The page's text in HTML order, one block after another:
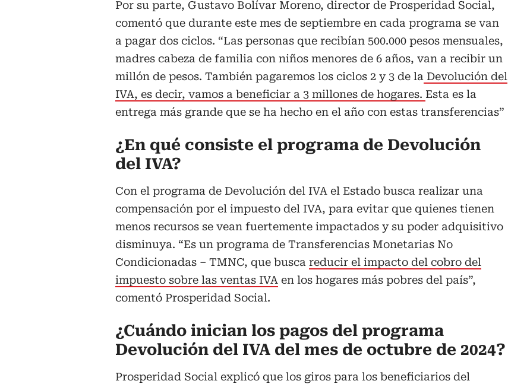
Por su parte, Gustavo Bolívar Moreno, director de Prosperidad Social,
comentó que durante este mes de septiembre en cada programa se van
a pagar dos ciclos. “Las personas que recibían 500.000 pesos mensuales,
madres cabeza de familia con niños menores de 6 años, van a recibir un
millón de pesos. También pagaremos los ciclos 2 y 3 de la Devolución del
IVA, es decir, vamos a beneficiar a 3 millones de hogares. Esta es la
entrega más grande que se ha hecho en el año con estas transferencias”
¿En qué consiste el programa de Devolución
del IVA?
Con el programa de Devolución del IVA el Estado busca realizar una
compensación por el impuesto del IVA, para evitar que quienes tienen
menos recursos se vean fuertemente impactados y su poder adquisitivo
disminuya. “Es un programa de Transferencias Monetarias No
Condicionadas – TMNC, que busca reducir el impacto del cobro del
impuesto sobre las ventas IVA en los hogares más pobres del país”,
comentó Prosperidad Social.
¿Cuándo inician los pagos del programa
Devolución del IVA del mes de octubre de 2024?
Prosperidad Social explicó que los giros para los beneficiarios del